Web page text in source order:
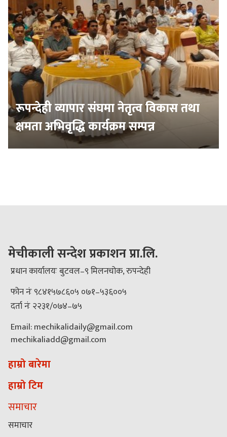
रूपन्देही व्यापार संघमा नेतृत्व विकास तथा
क्षमता अभिवृद्धि कार्यक्रम सम्पन्न
मेचीकाली सन्देश प्रकाशन प्रा.लि.
प्रधान कार्यालयः बुटवल–९ मिलनचोक, रुपन्देही
फोन नंः ९८४१५७८६०५ ०७१–५३६००५
दर्ता नंः २२३१/०७४–७५
Email: mechikalidaily@gmail.com
mechikaliadd@gmail.com
हाम्रो बारेमा
हाम्रो टिम
समाचार
समाचार